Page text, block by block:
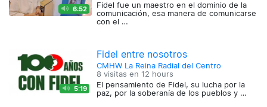
6:52
Fidel fue un maestro en el dominio de la
comunicación, esa manera de comunicarse
con el …
5:19
Fidel entre nosotros
CMHW La Reina Radial del Centro
8 visitas en 12 hours
El pensamiento de Fidel, su lucha por la
paz, por la soberanía de los pueblos y …